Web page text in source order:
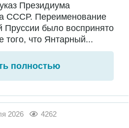
Президиума
СССР. Переименование
Пруссии было воспринято
того, что Янтарный...
полностью
2026 4262